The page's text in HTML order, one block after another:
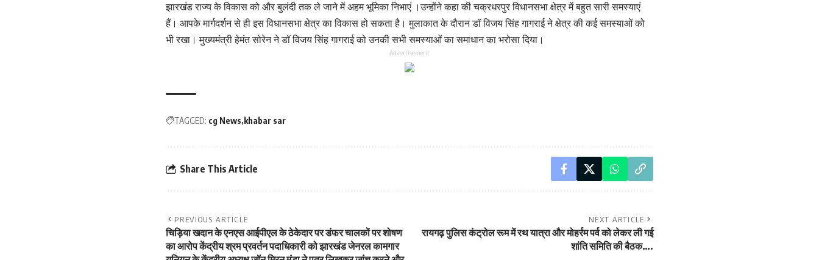
झारखंड राज्य के विकास को और बुलंदी तक ले जाने में अहम भूमिका निभाएं ।उन्होंने कहा की चक्रधरपुर विधानसभा क्षेत्र में बहुत सारी समस्याएं
हैं। आपके मार्गदर्शन से ही इस विधानसभा क्षेत्र का विकास हो सकता है। मुलाकात के दौरान डॉ विजय सिंह गागराई ने क्षेत्र की कई समस्याओं को
भी रखा। मुख्यमंत्री हेमंत सोरेन ने डॉ विजय सिंह गागराई को उनकी सभी समस्याओं का समाधान का भरोसा दिया।
Advertisement
TAGGED: cg News khabar sar
Share This Article
PREVIOUS ARTICLE
चिड़िया खदान के एनएस आईपीएल के ठेकेदार पर डंफर चालकों पर शोषण
का आरोप केंद्रीय श्रम प्रवर्तन पदाधिकारी को झारखंड जेनरल कामगार
NEXT ARTICLE
रायगढ़ पुलिस कंट्रोल रूम में रथ यात्रा और मोहर्रम पर्व को लेकर ली गई
शांति समिति की बैठक….